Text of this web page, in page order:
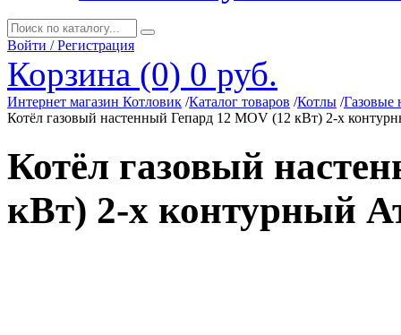
Войти / Регистрация
Корзина (0) 0 руб.
Интернет магазин Котловик /Каталог товаров /Котлы /Газовые
Котёл газовый настенный Гепард 12 MOV (12 кВт) 2-х
Котёл газовый
кВт) 2-х контурный